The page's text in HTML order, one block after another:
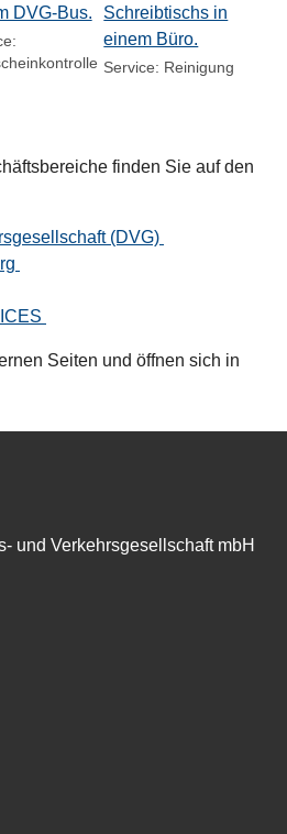
Service: Reinigung
finden Sie auf den
(DVG)
Seiten und öffnen sich in
und Verkehrsgesellschaft mbH